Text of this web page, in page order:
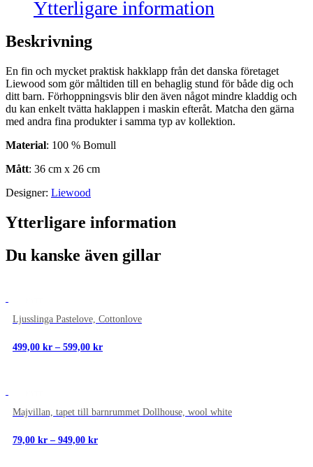
Ytterligare information
Beskrivning
En fin och mycket praktisk hakklapp från det danska företaget
Liewood som gör måltiden till en behaglig stund för både dig och
ditt barn. Förhoppningsvis blir den även något mindre kladdig och
du kan enkelt tvätta haklappen i maskin efteråt. Matcha den gärna
med andra fina produkter i samma typ av kollektion.
Material: 100 % Bomull
Mått: 36 cm x 26 cm
Designer: Liewood
Ytterligare information
Du kanske även gillar
Ljusslinga Pastelove, Cottonlove
499,00 kr – 599,00 krPrisintervall:
Majvillan, tapet till barnrummet Dollhouse, wool white
79,00 kr – 949,00 krPrisintervall: